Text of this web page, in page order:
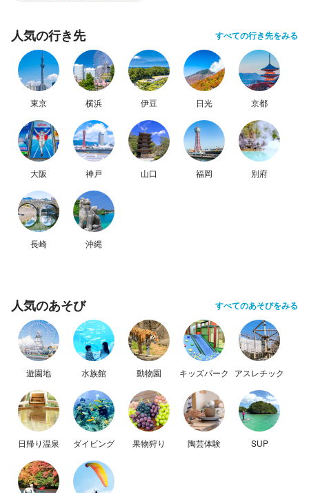
人気の行き先 すべての行き先をみる
東京 横浜 伊豆 日光 京都
大阪 神戸 山口 福岡 別府
長崎 沖縄
人気のあそび すべてのあそびをみる
遊園地 水族館 動物園 キッズパーク アスレチック
日帰り温泉 ダイビング 果物狩り 陶芸体験 SUP